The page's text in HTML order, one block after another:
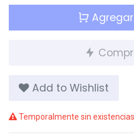
Add to Wishlist
Temporalmente sin existencias